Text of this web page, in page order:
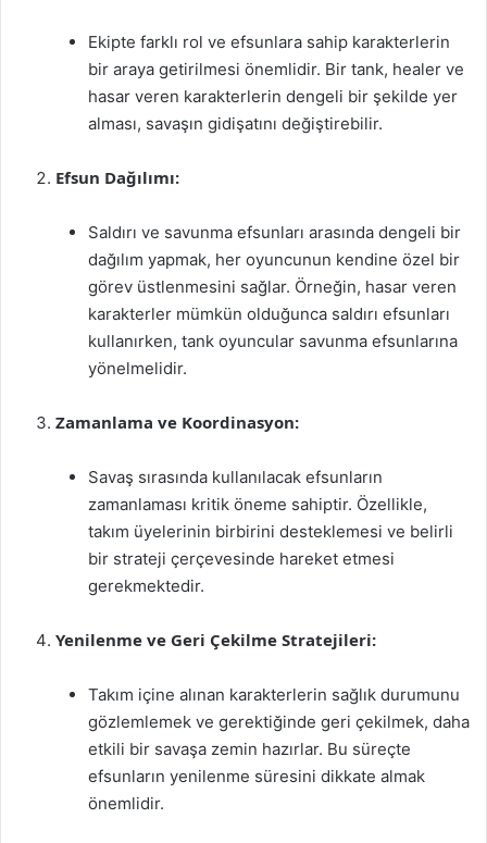
Ekipte farklı rol ve efsunlara sahip karakterlerin
bir araya getirilmesi önemlidir. Bir tank, healer ve
hasar veren karakterlerin dengeli bir şekilde yer
alması, savaşın gidişatını değiştirebilir.
Efsun Dağılımı:
Saldırı ve savunma efsunları arasında dengeli bir
dağılım yapmak, her oyuncunun kendine özel bir
görev üstlenmesini sağlar. Örneğin, hasar veren
karakterler mümkün olduğunca saldırı efsunları
kullanırken, tank oyuncular savunma efsunlarına
yönelmelidir.
Zamanlama ve Koordinasyon:
Savaş sırasında kullanılacak efsunların
zamanlaması kritik öneme sahiptir. Özellikle,
takım üyelerinin birbirini desteklemesi ve belirli
bir strateji çerçevesinde hareket etmesi
gerekmektedir.
Yenilenme ve Geri Çekilme Stratejileri:
Takım içine alınan karakterlerin sağlık durumunu
gözlemlemek ve gerektiğinde geri çekilmek, daha
etkili bir savaşa zemin hazırlar. Bu süreçte
efsunların yenilenme süresini dikkate almak
önemlidir.